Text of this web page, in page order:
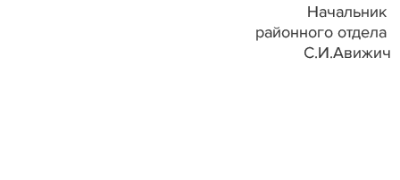
Начальник
районного отдела
С.И.Авижич